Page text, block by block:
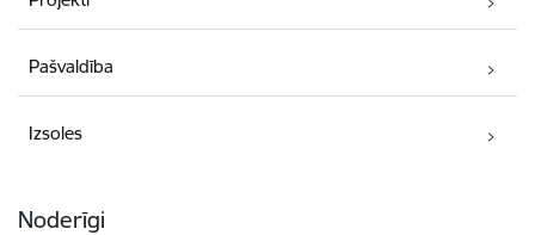
Pašvaldība
Izsoles
Noderīgi